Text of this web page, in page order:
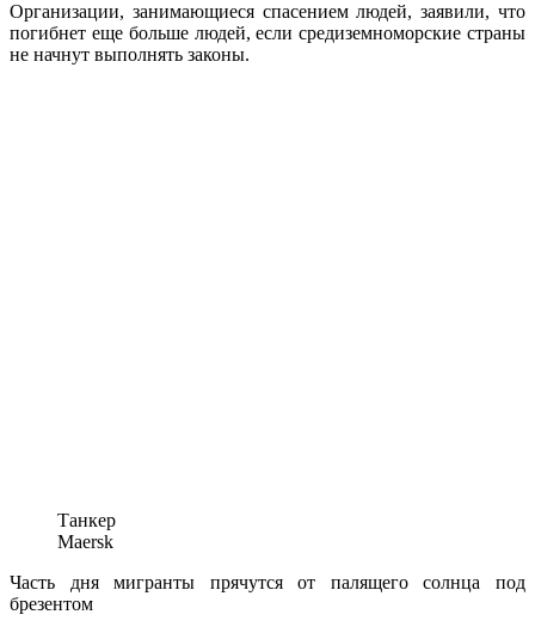
Организации, занимающиеся спасением людей, заявили, что
погибнет еще больше людей, если средиземноморские страны
не начнут выполнять законы.
Танкер
Maersk
Часть дня мигранты прячутся от палящего солнца под
брезентом